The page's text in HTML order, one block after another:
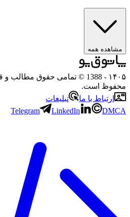
مشاهده همه
۱۴۰۵
- 1388 © تمامی حقوق مطالب
محفوظ است.
ارتباط با ما
تبلیغات
Telegram
LinkedIn DMCA